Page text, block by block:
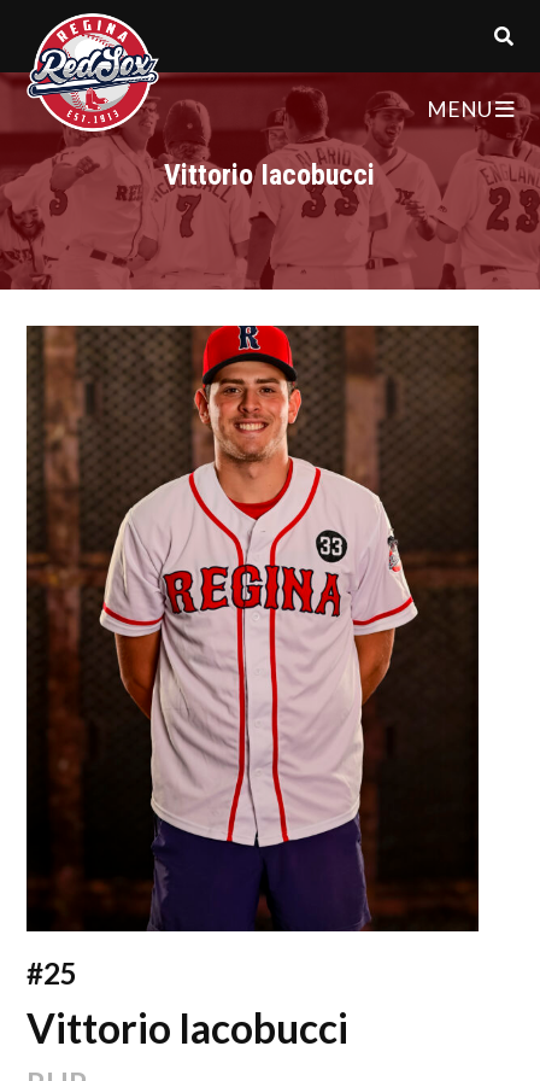
MENU
Vittorio Iacobucci
#25
Vittorio Iacobucci